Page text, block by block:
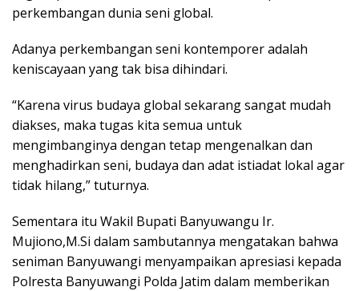
perkembangan dunia seni global.
Adanya perkembangan seni kontemporer adalah
keniscayaan yang tak bisa dihindari.
“Karena virus budaya global sekarang sangat mudah
diakses, maka tugas kita semua untuk
mengimbanginya dengan tetap mengenalkan dan
menghadirkan seni, budaya dan adat istiadat lokal agar
tidak hilang,” tuturnya.
Sementara itu Wakil Bupati Banyuwangu Ir.
Mujiono,M.Si dalam sambutannya mengatakan bahwa
seniman Banyuwangi menyampaikan apresiasi kepada
Polresta Banyuwangi Polda Jatim dalam memberikan